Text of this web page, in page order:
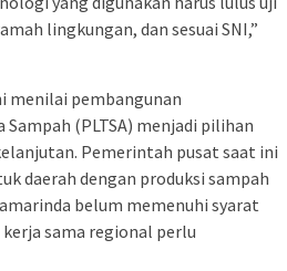
lingkungan, dan sesuai SNI,”
menilai pembangunan
(PLTSA) menjadi pilihan
Pemerintah pusat saat ini
daerah dengan produksi sampah
belum memenuhi syarat
sama regional perlu